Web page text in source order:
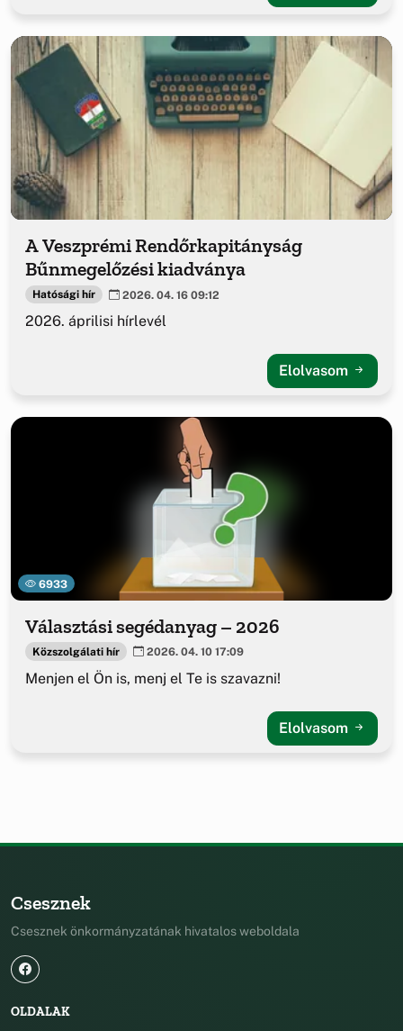
A Veszprémi Rendőrkapitányság
Bűnmegelőzési kiadványa
Hatósági hír 2026. 04. 16 09:12
2026. áprilisi hírlevél
Elolvasom
6933
Választási segédanyag – 2026
Közszolgálati hír 2026. 04. 10 17:09
Menjen el Ön is, menj el Te is szavazni!
Elolvasom
Csesznek
Csesznek önkormányzatának hivatalos weboldala
OLDALAK